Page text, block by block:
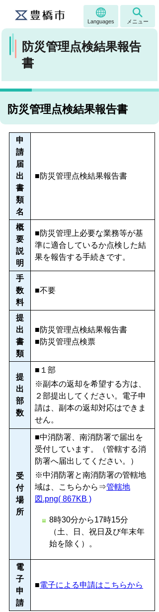
Languages メニュー
防災管理点検結果報告
書
防災管理点検結果報告書
申
請
届
出
書
類
名
■防災管理点検結果報告書
概
要
説
明
■防災管理上必要な業務等が基
準に適合しているか点検した結
果を報告する手続きです。
手
数
料
■不要
提
出
書
類
■防災管理点検結果報告書
■防災管理点検票
提
出
部
数
■１部
※副本の返却を希望する方は、
２部提出してください。電子申
請は、副本の返却対応はできま
せん。
受
付
場
所
■中消防署、南消防署で届出を
受付しています。（管轄する消
防署へ届出してください。）
※中消防署と南消防署の管轄地
域は、こちらから⇒管轄地
図.png( 867KB )
8時30分から17時15分
（土、日、祝日及び年末年
始を除く）。
電
子
申
請
■電子による申請はこちらから